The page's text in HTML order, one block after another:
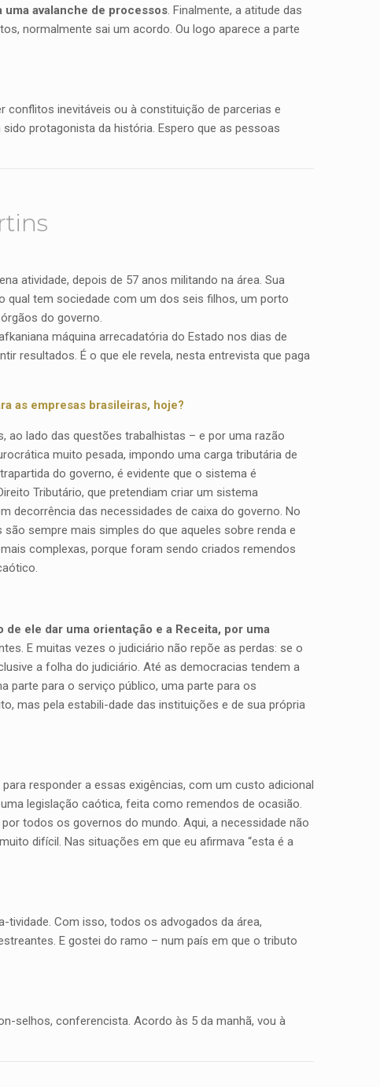
avalanche de processos. Finalmente, a atitude das
normalmente sai um acordo. Ou logo aparece a parte
conflitos inevitáveis ou à constituição de parcerias e
protagonista da história. Espero que as pessoas
atividade, depois de 57 anos militando na área. Sua
qual tem sociedade com um dos seis filhos, um porto
do governo.
máquina arrecadatória do Estado nos dias de
resultados. É o que ele revela, nesta entrevista que paga
as empresas brasileiras, hoje?
ao lado das questões trabalhistas – e por uma razão
muito pesada, impondo uma carga tributária de
do governo, é evidente que o sistema é
Tributário, que pretendiam criar um sistema
decorrência das necessidades de caixa do governo. No
sempre mais simples do que aqueles sobre renda e
complexas, porque foram sendo criados remendos
ele dar uma orientação e a Receita, por uma
E muitas vezes o judiciário não repõe as perdas: se o
a folha do judiciário. Até as democracias tendem a
parte para o serviço público, uma parte para os
mas pela estabili-dade das instituições e de sua própria
responder a essas exigências, com um custo adicional
legislação caótica, feita como remendos de ocasião.
todos os governos do mundo. Aqui, a necessidade não
difícil. Nas situações em que eu afirmava “esta é a
Com isso, todos os advogados da área,
E gostei do ramo – num país em que o tributo
selhos, conferencista. Acordo às 5 da manhã, vou à